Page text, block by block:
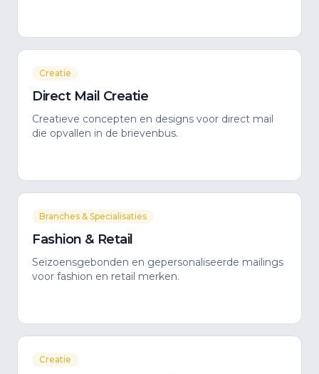
Creatie
Direct Mail Creatie
Creatieve concepten en designs voor direct mail
die opvallen in de brievenbus.
Branches & Specialisaties
Fashion & Retail
Seizoensgebonden en gepersonaliseerde mailings
voor fashion en retail merken.
Creatie